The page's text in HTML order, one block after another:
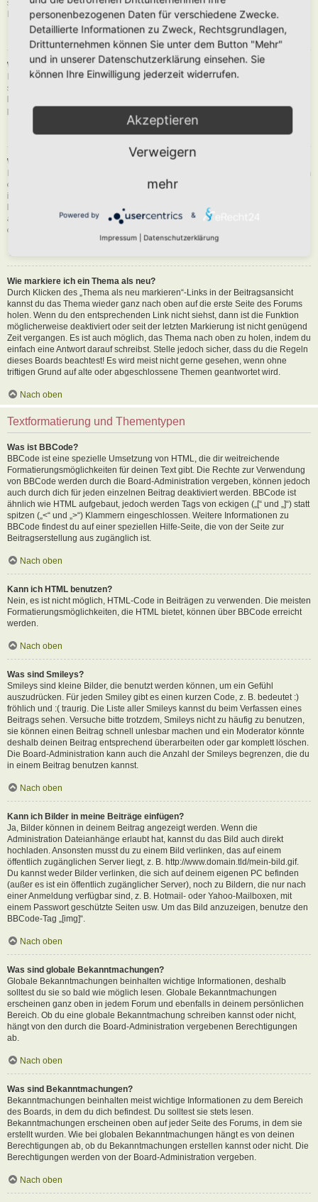
siehst du eine Schaltfläche in der Nähe des Beitrags, um diesen zu melden.
Du wirst dann durch die weiteren Schritte geführt.
Nach oben
Was bewirkt die „Speichern“-Schaltfläche beim Schreiben eines Beitrags?
Hiermit kannst du die geschriebene Entwürfe speichern und zu einem
späteren Zeitpunkt vervollständigen und absenden. Den gesicherten Beitrag
kannst du mit der Funktion „Gespeicherte Entwürfe verwalten“ in deinem
persönlichen Bereich erneut laden.
Nach oben
Warum muss mein Beitrag erst freigegeben werden?
Die Board-Administration kann entschieden haben, dass in dem Forum, in dem
du einen Beitrag erstellt hast, die Beiträge zuerst geprüft werden müssen. Es
ist auch möglich, dass die Administration dich zu einer Gruppe von Benutzern
hinzugefügt hat, bei denen sie die Beiträge erst begutachten möchte, bevor sie
auf der Seite sichtbar werden. Bitte kontaktiere die Board-Administration, wenn
du weitere Informationen dazu benötigst.
Wie markiere ich ein Thema als neu?
Durch Klicken des „Thema als neu markieren“-Links in der Beitragsansicht
kannst du das Thema wieder ganz nach oben auf die erste Seite des Forums
holen. Wenn du den entsprechenden Link nicht siehst, dann ist die Funktion
möglicherweise deaktiviert oder seit der letzten Markierung ist nicht genügend
Zeit vergangen. Es ist auch möglich, das Thema nach oben zu holen, indem du
einfach eine Antwort darauf schreibst. Stelle jedoch sicher, dass du die Regeln
dieses Boards beachtest! Es wird meist nicht gerne gesehen, wenn ohne
triftigen Grund auf alte oder abgeschlossene Themen geantwortet wird.
Nach oben
Textformatierung und Thementypen
Was ist BBCode?
BBCode ist eine spezielle Umsetzung von HTML, die dir weitreichende
Formatierungsmöglichkeiten für deinen Text gibt. Die Rechte zur Verwendung
von BBCode werden durch die Board-Administration vergeben, können jedoch
auch durch dich für jeden einzelnen Beitrag deaktiviert werden. BBCode ist
ähnlich wie HTML aufgebaut, jedoch werden Tags von eckigen („[“ und „]“) statt
spitzen („<“ und „>“) Klammern eingeschlossen. Weitere Informationen zu
BBCode findest du auf einer speziellen Hilfe-Seite, die von der Seite zur
Beitragserstellung aus zugänglich ist.
Nach oben
Kann ich HTML benutzen?
Nein, es ist nicht möglich, HTML-Code in Beiträgen zu verwenden. Die meisten
Formatierungsmöglichkeiten, die HTML bietet, können über BBCode erreicht
werden.
Nach oben
Was sind Smileys?
Smileys sind kleine Bilder, die benutzt werden können, um ein Gefühl
auszudrücken. Für jeden Smiley gibt es einen kurzen Code, z. B. bedeutet :)
fröhlich und :( traurig. Die Liste aller Smileys kannst du beim Verfassen eines
Beitrags sehen. Versuche bitte trotzdem, Smileys nicht zu häufig zu benutzen,
sie können einen Beitrag schnell unlesbar machen und ein Moderator könnte
deshalb deinen Beitrag entsprechend überarbeiten oder gar komplett löschen.
Die Board-Administration kann auch die Anzahl der Smileys begrenzen, die du
in einem Beitrag benutzen kannst.
Nach oben
Kann ich Bilder in meine Beiträge einfügen?
Ja, Bilder können in deinem Beitrag angezeigt werden. Wenn die
Administration Dateianhänge erlaubt hat, kannst du das Bild auch direkt
hochladen. Ansonsten musst du zu einem Bild verlinken, das auf einem
öffentlich zugänglichen Server liegt, z. B. http://www.domain.tld/mein-bild.gif.
Du kannst weder Bilder verlinken, die sich auf deinem eigenen PC befinden
(außer es ist ein öffentlich zugänglicher Server), noch zu Bildern, die nur nach
einer Anmeldung verfügbar sind, z. B. Hotmail- oder Yahoo-Mailboxen, mit
einem Passwort geschützte Seiten usw. Um das Bild anzuzeigen, benutze den
BBCode-Tag „[img]“.
Nach oben
Was sind globale Bekanntmachungen?
Globale Bekanntmachungen beinhalten wichtige Informationen, deshalb
solltest du sie so bald wie möglich lesen. Globale Bekanntmachungen
erscheinen ganz oben in jedem Forum und ebenfalls in deinem persönlichen
Bereich. Ob du eine globale Bekanntmachung schreiben kannst oder nicht,
hängt von den durch die Board-Administration vergebenen Berechtigungen
ab.
Nach oben
Was sind Bekanntmachungen?
Bekanntmachungen beinhalten meist wichtige Informationen zu dem Bereich
des Boards, in dem du dich befindest. Du solltest sie stets lesen.
Bekanntmachungen erscheinen oben auf jeder Seite des Forums, in dem sie
erstellt wurden. Wie bei globalen Bekanntmachungen hängt es von deinen
Berechtigungen ab, ob du Bekanntmachungen erstellen kannst oder nicht. Die
Berechtigungen werden von der Board-Administration vergeben.
Nach oben
personenbezogenen Daten für verschiedene Zwecke.
Detaillierte Informationen zu Zweck, Rechtsgrundlagen,
Drittunternehmen können Sie unter dem Button "Mehr"
und in unserer Datenschutzerklärung einsehen. Sie
können Ihre Einwilligung jederzeit widerrufen.
Akzeptieren
Verweigern
mehr
Powered by &
Impressum Datenschutzerklärung